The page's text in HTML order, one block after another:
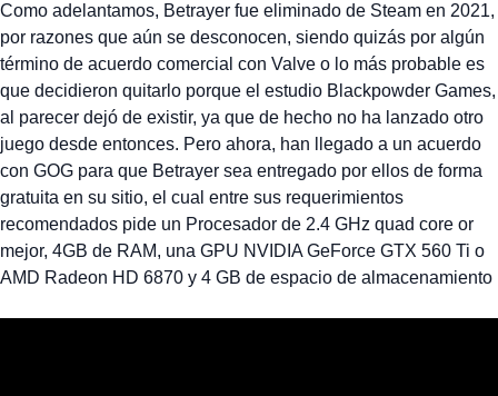
Como adelantamos, Betrayer fue eliminado de Steam en 2021,
por razones que aún se desconocen, siendo quizás por algún
término de acuerdo comercial con Valve o lo más probable es
que decidieron quitarlo porque el estudio Blackpowder Games,
al parecer dejó de existir, ya que de hecho no ha lanzado otro
juego desde entonces. Pero ahora, han llegado a un acuerdo
con GOG para que Betrayer sea entregado por ellos de forma
gratuita en su sitio, el cual entre sus requerimientos
recomendados pide un Procesador de 2.4 GHz quad core or
mejor, 4GB de RAM, una GPU NVIDIA GeForce GTX 560 Ti o
AMD Radeon HD 6870 y 4 GB de espacio de almacenamiento